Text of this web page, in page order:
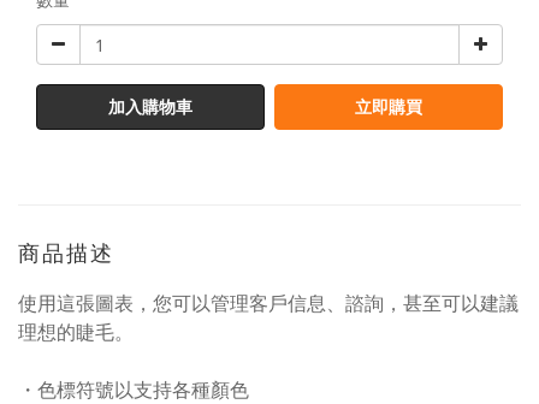
加入購物車 立即購買
商品描述
使用這張圖表，您可以管理客戶信息、諮詢，甚至可以建議
理想的睫毛。
・色標符號以支持各種顏色